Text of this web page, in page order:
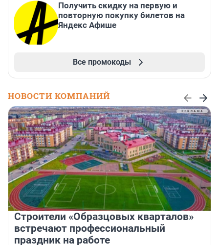
Получить скидку на первую и
повторную покупку билетов на
Яндекс Афише
Все промокоды
НОВОСТИ КОМПАНИЙ
Строители «Образцовых кварталов»
встречают профессиональный
праздник на работе